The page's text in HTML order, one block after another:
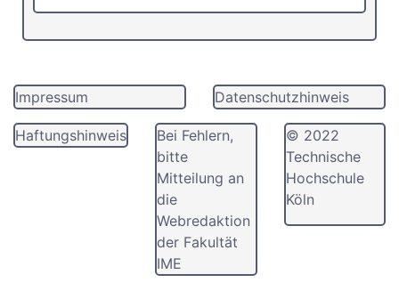
Impressum Datenschutzhinweis
Haftungshinweis
Bei Fehlern,
bitte
Mitteilung an
die
Webredaktion
der Fakultät
IME
© 2022
Technische
Hochschule
Köln